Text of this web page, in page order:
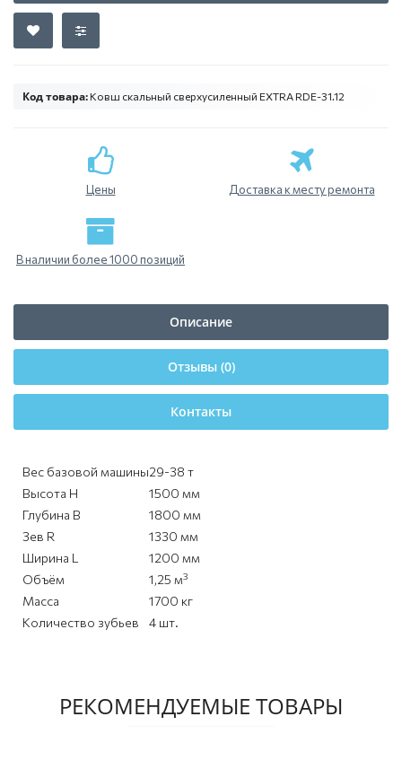
Код товара: Ковш скальный сверхусиленный EXTRA RDE-31.12
Цены Доставка к месту ремонта
В наличии более 1000 позиций
Описание
Отзывы (0)
Контакты
Вес базовой машины29-38 т
Высота H
1500 мм
Глубина B
1800 мм
Зев R
1330 мм
Ширина L
1200 мм
Объём
1,25 м3
Масса
1700 кг
Количество зубьев
4 шт.
РЕКОМЕНДУЕМЫЕ ТОВАРЫ